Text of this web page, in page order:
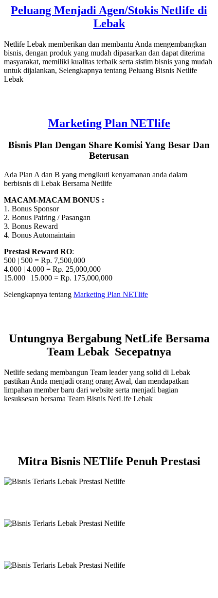
Peluang Menjadi Agen/Stokis Netlife di
Lebak
Netlife Lebak memberikan dan membantu Anda mengembangkan
bisnis, dengan produk yang mudah dipasarkan dan dapat diterima
masyarakat, memiliki kualitas terbaik serta sistim bisnis yang mudah
untuk dijalankan, Selengkapnya tentang Peluang Bisnis Netlife
Lebak
Marketing Plan NETlife
Bisnis Plan Dengan Share Komisi Yang Besar Dan
Beterusan
Ada Plan A dan B yang mengikuti kenyamanan anda dalam
berbisnis di Lebak Bersama Netlife
MACAM-MACAM BONUS :
1. Bonus Sponsor
2. Bonus Pairing / Pasangan
3. Bonus Reward
4. Bonus Automaintain
Prestasi Reward RO:
500 | 500 = Rp. 7,500,000
4.000 | 4.000 = Rp. 25,000,000
15.000 | 15.000 = Rp. 175,000,000
Selengkapnya tentang Marketing Plan NETlife
Untungnya Bergabung NetLife Bersama
Team Lebak Secepatnya
Netlife sedang membangun Team leader yang solid di Lebak
pastikan Anda menjadi orang orang Awal, dan mendapatkan
limpahan member baru dari website serta menjadi bagian
kesuksesan bersama Team Bisnis NetLife Lebak
Mitra Bisnis NETlife Penuh Prestasi